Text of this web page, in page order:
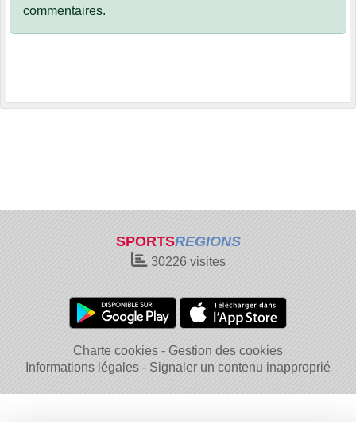
commentaires.
SPORTSREGIONS
30226visites
Charte cookies
Gestion des cookies
Informations légales
Signaler un contenu inapproprié